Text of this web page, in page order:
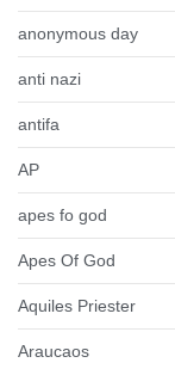
anonymous day
anti nazi
antifa
AP
apes fo god
Apes Of God
Aquiles Priester
Araucaos